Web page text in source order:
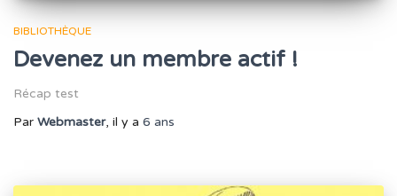
BIBLIOTHÈQUE
Devenez un membre actif !
Récap test
Par Webmaster, il y a 6 ans